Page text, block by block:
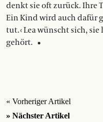
denkt sie oft zurück. Ihre
Ein Kind wird auch dafür
tut. ‹ Lea wünscht sich,
gehört. •
« Vorheriger Artikel
» Nächster Artikel